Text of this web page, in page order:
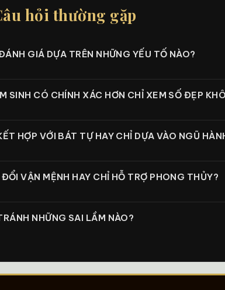
hỏi thường gặp
GIÁ DỰA TRÊN NHỮNG YẾU TỐ NÀO?
SINH CÓ CHÍNH XÁC HƠN CHỈ XEM SỐ ĐẸP
HỢP VỚI BÁT TỰ HAY CHỈ DỰA VÀO NGŨ
VẬN MỆNH HAY CHỈ HỖ TRỢ PHONG THỦY?
NHỮNG SAI LẦM NÀO?